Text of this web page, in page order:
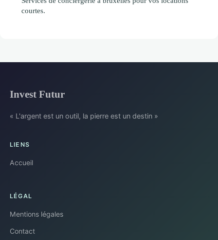
courtes.
Invest Futur
« L'argent est un outil, la pierre est un destin »
LIENS
Accueil
LÉGAL
Mentions légales
Contact